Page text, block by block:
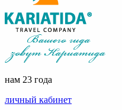
нам 23 года
личный кабинет